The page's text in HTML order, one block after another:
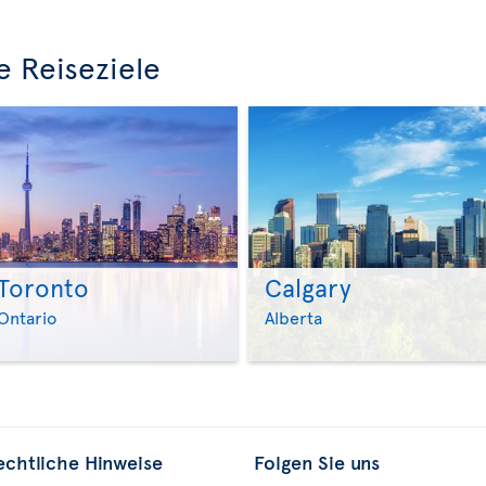
Reiseziele
> >
Calgary
Alberta
Hinweise Folgen Sie uns